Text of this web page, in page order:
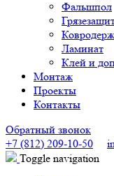
Фальшпол
Ламинат
Клей и
Монтаж
Проекты
Контакты
Обратный звонок
+7 (812) 209-10-50
Toggle navigation